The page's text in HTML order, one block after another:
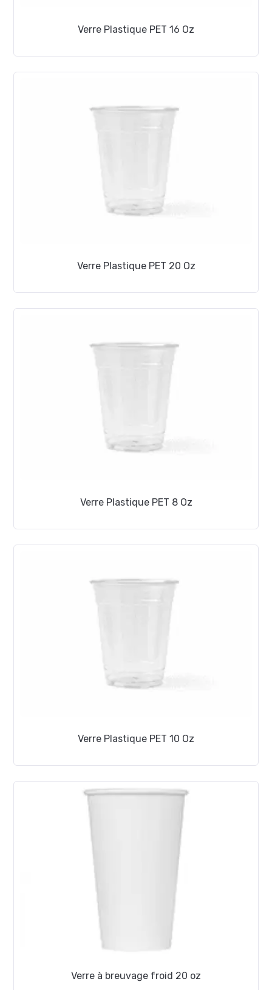
Verre Plastique PET 16 Oz
Verre Plastique PET 20 Oz
Verre Plastique PET 8 Oz
Verre Plastique PET 10 Oz
Verre à breuvage froid 20 oz